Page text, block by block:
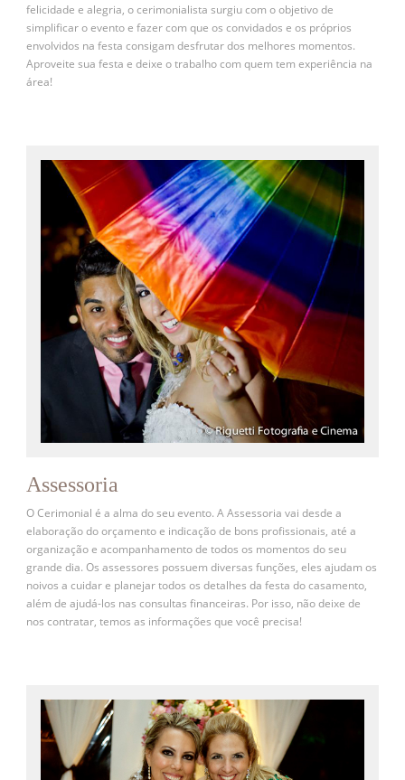
felicidade e alegria, o cerimonialista surgiu com o objetivo de
simplificar o evento e fazer com que os convidados e os próprios
envolvidos na festa consigam desfrutar dos melhores momentos.
Aproveite sua festa e deixe o trabalho com quem tem experiência na
área!
Assessoria
O Cerimonial é a alma do seu evento. A Assessoria vai desde a
elaboração do orçamento e indicação de bons profissionais, até a
organização e acompanhamento de todos os momentos do seu
grande dia. Os assessores possuem diversas funções, eles ajudam os
noivos a cuidar e planejar todos os detalhes da festa do casamento,
além de ajudá-los nas consultas financeiras. Por isso, não deixe de
nos contratar, temos as informações que você precisa!